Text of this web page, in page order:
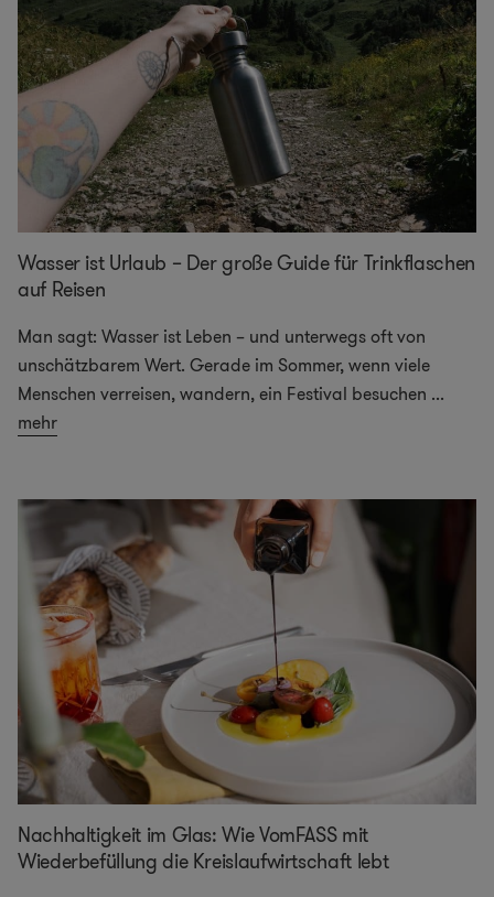
Wasser ist Urlaub – Der große Guide für Trinkflaschen
auf Reisen
Man sagt: Wasser ist Leben – und unterwegs oft von
unschätzbarem Wert. Gerade im Sommer, wenn viele
Menschen verreisen, wandern, ein Festival besuchen ...
mehr
Nachhaltigkeit im Glas: Wie VomFASS mit
Wiederbefüllung die Kreislaufwirtschaft lebt